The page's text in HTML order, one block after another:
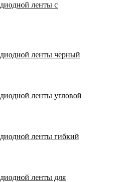
ленты с
ленты черный
ленты угловой
ленты гибкий
ленты для